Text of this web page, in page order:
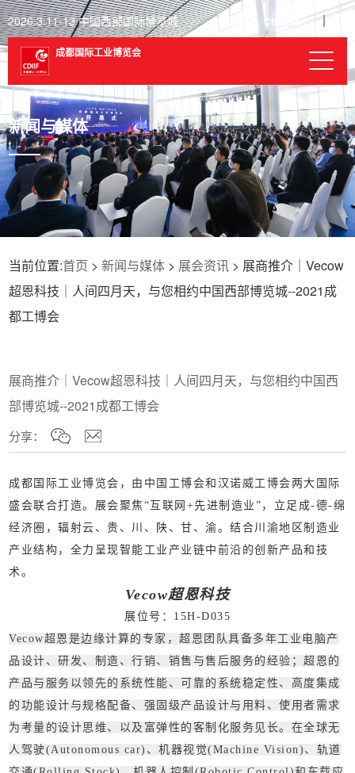
2026.3.11-13 中国西部国际博览城 Chinese
成都国际工业博览会
新闻与媒体
当前位置:首页 >新闻与媒体 > 展会资讯 > 展商推介｜Vecow
超恩科技｜人间四月天，与您相约中国西部博览城--2021成
都工博会
展商推介｜Vecow超恩科技｜人间四月天，与您相约中国西
部博览城--2021成都工博会
分享：
成都国际工业博览会，由中国工博会和汉诺威工博会两大国际
盛会联合打造。展会聚焦“互联网+先进制造业”，立足成-德-绵
经济圈，辐射云、贵、川、陕、甘、渝。结合川渝地区制造业
产业结构，全力呈现智能工业产业链中前沿的创新产品和技
术。
Vecow超恩科技
展位号：15H-D035
Vecow超恩是边缘计算的专家，超恩团队具备多年工业电脑产
品设计、研发、制造、行销、销售与售后服务的经验；超恩的
产品与服务以领先的系统性能、可靠的系统稳定性、高度集成
的功能设计与规格配备、强固级产品设计与用料、使用者需求
为考量的设计思维、以及富弹性的客制化服务见长。在全球无
人驾驶(Autonomous car)、机器视觉(Machine Vision)、轨道